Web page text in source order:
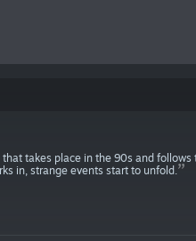
takes place in the 90s and follows
in, strange events start to unfold.